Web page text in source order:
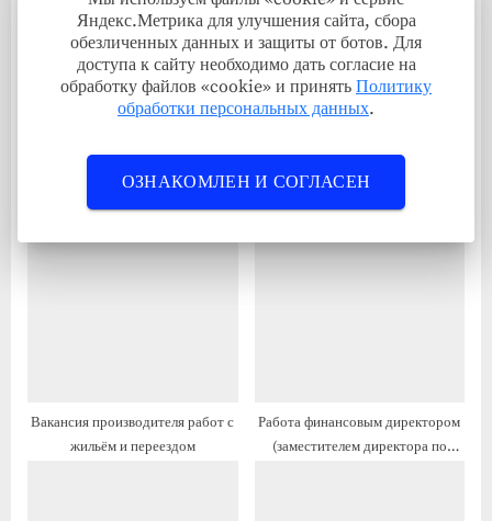
с
ю
щ
а
я
с
технологических
Вакансия производителя работ с
жильём и переездом
Работа финансовым директором
(заместителем директора по
Яндекс.Метрика для улучшения сайта, сбора
обезличенных данных и защиты от ботов. Для
доступа к сайту необходимо дать согласие на
обработку файлов «cookie» и принять Политику
обработки персональных данных.
ОЗНАКОМЛЕН И СОГЛАСЕН